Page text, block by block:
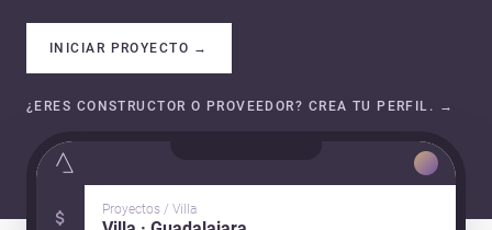
INICIAR PROYECTO →
¿ERES CONSTRUCTOR O PROVEEDOR? CREA TU PERFIL. →
Proyectos / Villa